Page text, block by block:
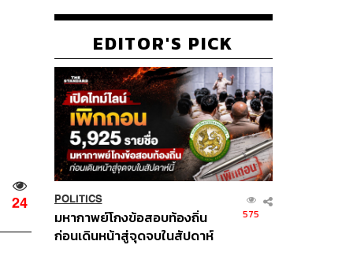
24
EDITOR'S PICK
POLITICS
มหากาพย์โกงข้อสอบท้องถิ่น
ก่อนเดินหน้าสู่จุดจบในสัปดาห์
575